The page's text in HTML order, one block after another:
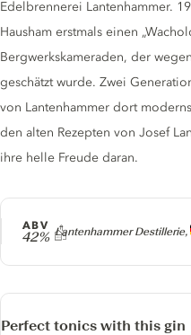
Producer
Lantenhammer Destillerie,
ABV
42%
Edelbrennerei Lantenhammer.
Hausham erstmals einen
Bergwerkskameraden, der
geschätzt wurde. Zwei
von Lantenhammer dort
den alten Rezepten von Josef
ihre helle Freude daran.
Perfect tonics with this gin